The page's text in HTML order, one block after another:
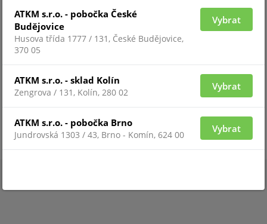
Pro zobrazení informací je nutné být přihlášený
ATKM s.r.o. - pobočka České
Budějovice
Husova třída 1777 / 131, České Budějovice,
370 05
Vybrat
ATKM s.r.o. - sklad Kolín
Zengrova / 131, Kolín, 280 02
Vybrat
ATKM s.r.o. - pobočka Brno
Jundrovská 1303 / 43, Brno - Komín, 624 00
Vybrat